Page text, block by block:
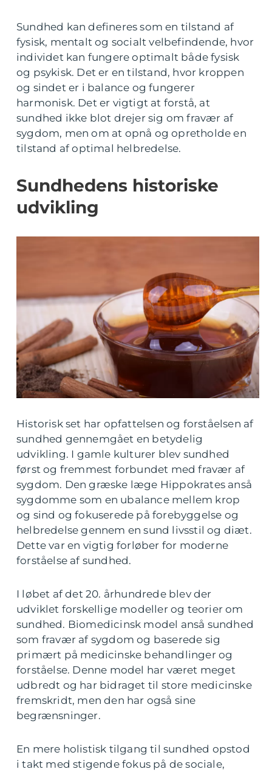
Sundhed kan defineres som en tilstand af
fysisk, mentalt og socialt velbefindende, hvor
individet kan fungere optimalt både fysisk
og psykisk. Det er en tilstand, hvor kroppen
og sindet er i balance og fungerer
harmonisk. Det er vigtigt at forstå, at
sundhed ikke blot drejer sig om fravær af
sygdom, men om at opnå og opretholde en
tilstand af optimal helbredelse.
Sundhedens historiske
udvikling
Historisk set har opfattelsen og forståelsen af
sundhed gennemgået en betydelig
udvikling. I gamle kulturer blev sundhed
først og fremmest forbundet med fravær af
sygdom. Den græske læge Hippokrates anså
sygdomme som en ubalance mellem krop
og sind og fokuserede på forebyggelse og
helbredelse gennem en sund livsstil og diæt.
Dette var en vigtig forløber for moderne
forståelse af sundhed.
I løbet af det 20. århundrede blev der
udviklet forskellige modeller og teorier om
sundhed. Biomedicinsk model anså sundhed
som fravær af sygdom og baserede sig
primært på medicinske behandlinger og
forståelse. Denne model har været meget
udbredt og har bidraget til store medicinske
fremskridt, men den har også sine
begrænsninger.
En mere holistisk tilgang til sundhed opstod
i takt med stigende fokus på de sociale,